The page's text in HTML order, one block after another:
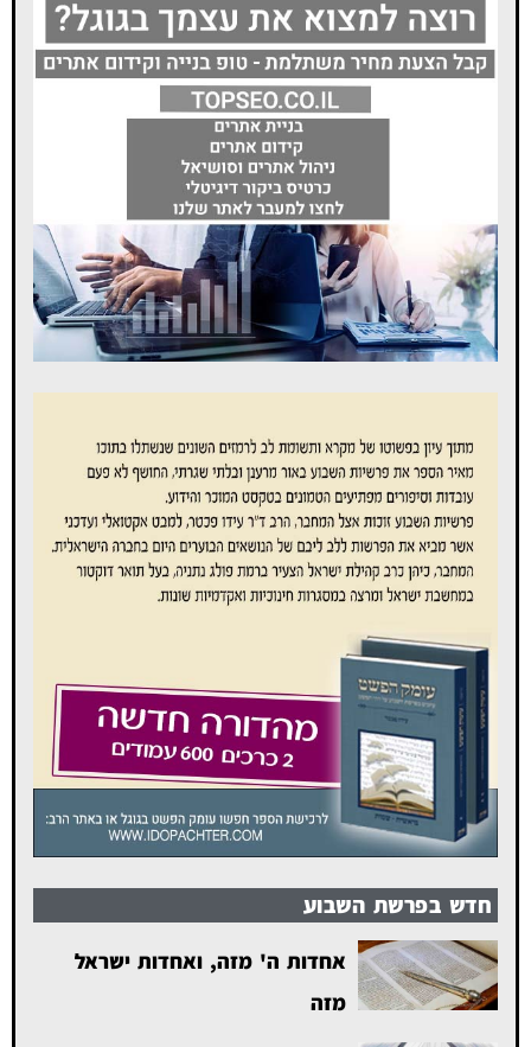
חדש בפרשת השבוע
אחדות ה' מזה, ואחדות ישראל
מזה